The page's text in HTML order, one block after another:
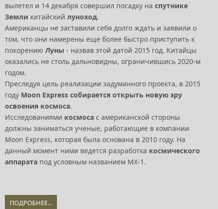
вылетел и 14 декабря совершил посадку на спутнике
Земли китайский луноход.
Американцы не заставили себя долго ждать и заявили о
том, что они намерены еще более быстро приступить к
покорению Луны - назвав этой датой 2015 год. Китайцы
оказались не столь дальновидны, ограничившись 2020-м
годом.
Преследуя цель реализации задуманного проекта, в 2015
году Moon Express собирается открыть новую эру
освоения космоса.
Исследованиями космоса с американской стороны
должны заниматься ученые, работающие в компании
Moon Express, которая была основана в 2010 году. На
данный момент ними ведется разработка космического
аппарата под условным названием MX-1.
ПОДРОБНЕЕ...